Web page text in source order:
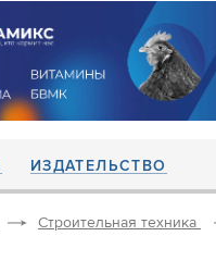
ИЗДАТЕЛЬСТВО
Строительная техника